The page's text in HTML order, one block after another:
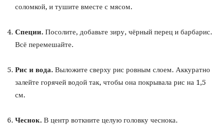
соломкой, и тушите вместе с мясом.
Специи. Посолите, добавьте зиру, чёрный перец и барбарис.
Всё перемешайте.
Рис и вода. Выложите сверху рис ровным слоем. Аккуратно
залейте горячей водой так, чтобы она покрывала рис на 1,5
см.
Чеснок. В центр воткните целую головку чеснока.